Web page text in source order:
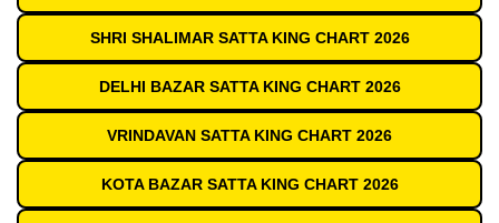
SHRI SHALIMAR SATTA KING CHART 2026
DELHI BAZAR SATTA KING CHART 2026
VRINDAVAN SATTA KING CHART 2026
KOTA BAZAR SATTA KING CHART 2026